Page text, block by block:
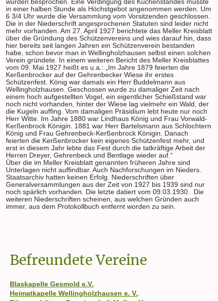
wurden besprochen. Eine Verdingung des Kuchenstandes musste
in einer halben Stunde als Höchstgebot angenommen werden. Um
6 3/4 Uhr wurde die Versammlung vom Vorsitzenden geschlossen.
Die in der Niederschrift angesprochenen Statuten sind leider nicht
mehr vorhanden. Am 27. April 1927 berichtete das Meller Kreisblatt
über die Gründung des Schützenvereins und wies darauf hin, dass
hier bereits seit langen Jahren ein Schützenverein bestanden
habe, schon bevor man in Wellingholzhausen selbst einen solchen
Verein gründete. In einem weiteren Bericht des Meller Kreisblattes
vom 09. Mai 1927 heißt es u.a.: „Im Jahre 1879 feierten die
Kerßenbrocker auf der Gehrenbecker Wiese ihr erstes
Schützenfest. König war damals ein Herr Buddelmann aus
Wellingholzhausen. Geschossen wurde zu damaliger Zeit nach
einem hoch aufgestellten Vogel, ein eigentlicher Schießstand war
noch nicht vorhanden, hinter der Wiese lag vielmehr ein Wald, der
die Kugeln auffing. Vom damaligen Präsidium lebt heute nur noch
Herr Witte. Im Jahre 1880 war Lindhaus König und Frau Vorwald-
Kerßenbrock Königin. 1881 war Herr Bartelsmann aus Schlochtern
König und Frau Gehrenbeck-Kerßenbrock Königin. Danach
feierten die Kerßenbrocker kein eigenes Schützenfest mehr, und
erst in diesem Jahr lebte das Fest durch die tatkräftige Arbeit der
Herren Dreyer, Gehrenbeck und Bentlage wieder auf.“
Über die im Meller Kreisblatt genannten früheren Jahre sind
Unterlagen nicht auffindbar. Auch Nachforschungen im Nieders.
Staatsarchiv hatten keinen Erfolg. Niederschriften über
Generalversammlungen aus der Zeit von 1927 bis 1939 sind nur
noch spärlich vorhanden. Die letzte datiert vom 09.03.1930. Die
weiteren Niederschriften scheinen, aus welchen Gründen auch
immer, aus dem Protokollbuch entfernt worden zu sein.
Befreundete Vereine
Blaskapelle Gesmold e.V.
Heimatkapelle Wellingholzhausen e. V.